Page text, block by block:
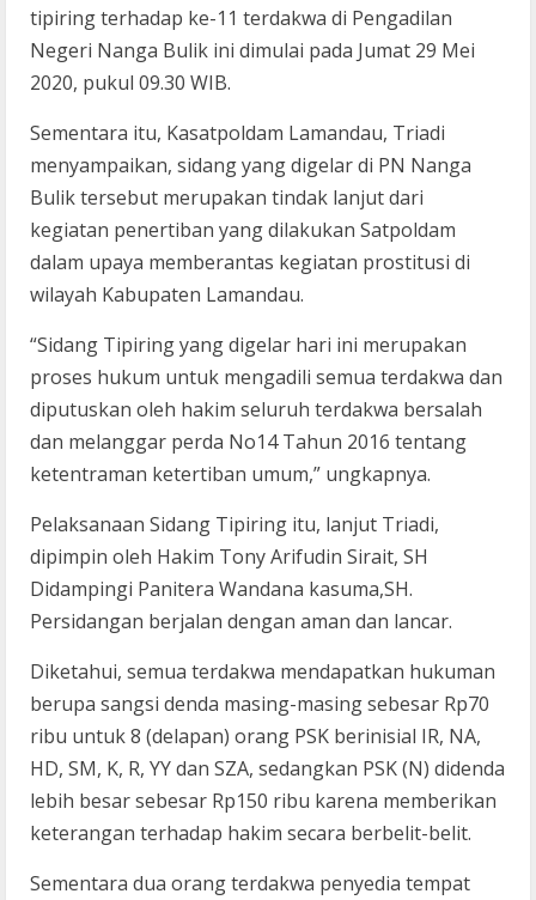
tipiring terhadap ke-11 terdakwa di Pengadilan
Negeri Nanga Bulik ini dimulai pada Jumat 29 Mei
2020, pukul 09.30 WIB.
Sementara itu, Kasatpoldam Lamandau, Triadi
menyampaikan, sidang yang digelar di PN Nanga
Bulik tersebut merupakan tindak lanjut dari
kegiatan penertiban yang dilakukan Satpoldam
dalam upaya memberantas kegiatan prostitusi di
wilayah Kabupaten Lamandau.
“Sidang Tipiring yang digelar hari ini merupakan
proses hukum untuk mengadili semua terdakwa dan
diputuskan oleh hakim seluruh terdakwa bersalah
dan melanggar perda No14 Tahun 2016 tentang
ketentraman ketertiban umum,” ungkapnya.
Pelaksanaan Sidang Tipiring itu, lanjut Triadi,
dipimpin oleh Hakim Tony Arifudin Sirait, SH
Didampingi Panitera Wandana kasuma,SH.
Persidangan berjalan dengan aman dan lancar.
Diketahui, semua terdakwa mendapatkan hukuman
berupa sangsi denda masing-masing sebesar Rp70
ribu untuk 8 (delapan) orang PSK berinisial IR, NA,
HD, SM, K, R, YY dan SZA, sedangkan PSK (N) didenda
lebih besar sebesar Rp150 ribu karena memberikan
keterangan terhadap hakim secara berbelit-belit.
Sementara dua orang terdakwa penyedia tempat